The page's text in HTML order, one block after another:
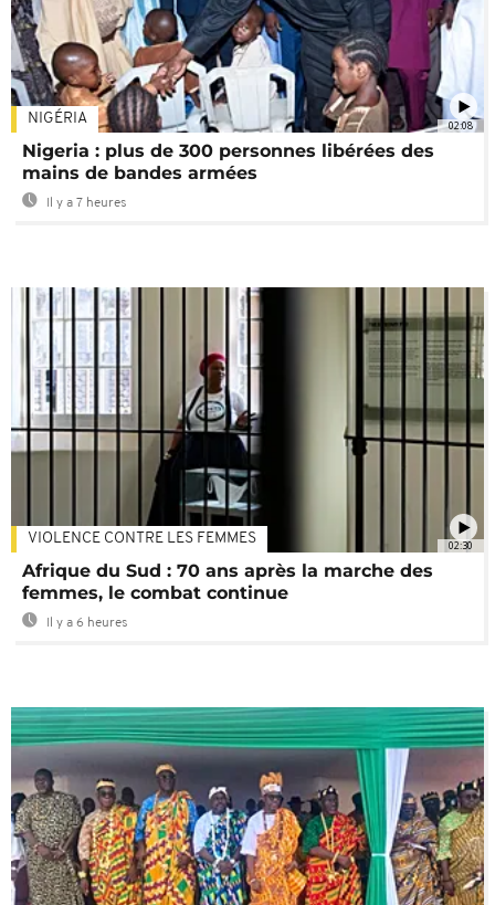
02:08
NIGÉRIA
Nigeria : plus de 300 personnes libérées des
mains de bandes armées
Il y a 7 heures
02:30
VIOLENCE CONTRE LES FEMMES
Afrique du Sud : 70 ans après la marche des
femmes, le combat continue
Il y a 6 heures